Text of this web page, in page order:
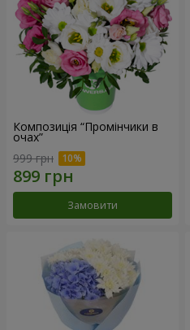
Композиція “Промінчики в
очах”
999 грн
Замовити